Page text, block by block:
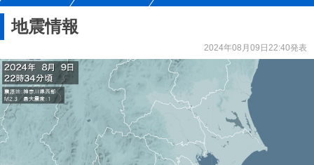
地震情報
2024年08月09日22:40発表